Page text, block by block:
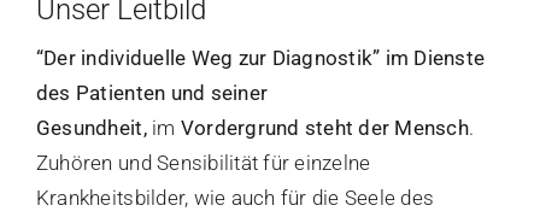
Unser Leitbild
“Der individuelle Weg zur Diagnostik” im Dienste
des Patienten und seiner
Gesundheit,im Vordergrund steht der Mensch.
Zuhören und Sensibilität für einzelne
Krankheitsbilder, wie auch für die Seele des